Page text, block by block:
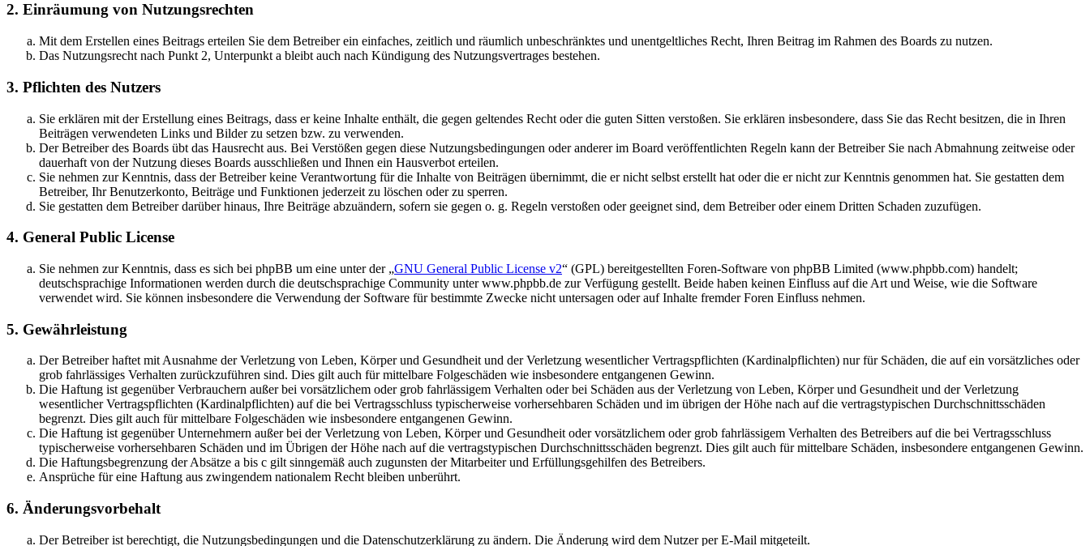
2. Einräumung von Nutzungsrechten
Mit dem Erstellen eines Beitrags erteilen Sie dem Betreiber ein einfaches, zeitlich und räumlich unbeschränktes und unentgeltliches Recht, Ihren Beitrag im Rahmen des Boards zu nutzen.
Das Nutzungsrecht nach Punkt 2, Unterpunkt a bleibt auch nach Kündigung des Nutzungsvertrages bestehen.
3. Pflichten des Nutzers
Sie erklären mit der Erstellung eines Beitrags, dass er keine Inhalte enthält, die gegen geltendes Recht oder die guten Sitten verstoßen. Sie erklären insbesondere, dass Sie das Recht besitzen, die in Ihren
Beiträgen verwendeten Links und Bilder zu setzen bzw. zu verwenden.
Der Betreiber des Boards übt das Hausrecht aus. Bei Verstößen gegen diese Nutzungsbedingungen oder anderer im Board veröffentlichten Regeln kann der Betreiber Sie nach Abmahnung zeitweise oder
dauerhaft von der Nutzung dieses Boards ausschließen und Ihnen ein Hausverbot erteilen.
Sie nehmen zur Kenntnis, dass der Betreiber keine Verantwortung für die Inhalte von Beiträgen übernimmt, die er nicht selbst erstellt hat oder die er nicht zur Kenntnis genommen hat. Sie gestatten dem
Betreiber, Ihr Benutzerkonto, Beiträge und Funktionen jederzeit zu löschen oder zu sperren.
Sie gestatten dem Betreiber darüber hinaus, Ihre Beiträge abzuändern, sofern sie gegen o. g. Regeln verstoßen oder geeignet sind, dem Betreiber oder einem Dritten Schaden zuzufügen.
4. General Public License
Sie nehmen zur Kenntnis, dass es sich bei phpBB um eine unter der „GNU General Public License v2“ (GPL) bereitgestellten Foren-Software von phpBB Limited (www.phpbb.com) handelt;
deutschsprachige Informationen werden durch die deutschsprachige Community unter www.phpbb.de zur Verfügung gestellt. Beide haben keinen Einfluss auf die Art und Weise, wie die Software
verwendet wird. Sie können insbesondere die Verwendung der Software für bestimmte Zwecke nicht untersagen oder auf Inhalte fremder Foren Einfluss nehmen.
5. Gewährleistung
Der Betreiber haftet mit Ausnahme der Verletzung von Leben, Körper und Gesundheit und der Verletzung wesentlicher Vertragspflichten (Kardinalpflichten) nur für Schäden, die auf ein vorsätzliches oder
grob fahrlässiges Verhalten zurückzuführen sind. Dies gilt auch für mittelbare Folgeschäden wie insbesondere entgangenen Gewinn.
Die Haftung ist gegenüber Verbrauchern außer bei vorsätzlichem oder grob fahrlässigem Verhalten oder bei Schäden aus der Verletzung von Leben, Körper und Gesundheit und der Verletzung
wesentlicher Vertragspflichten (Kardinalpflichten) auf die bei Vertragsschluss typischerweise vorhersehbaren Schäden und im übrigen der Höhe nach auf die vertragstypischen Durchschnittsschäden
begrenzt. Dies gilt auch für mittelbare Folgeschäden wie insbesondere entgangenen Gewinn.
Die Haftung ist gegenüber Unternehmern außer bei der Verletzung von Leben, Körper und Gesundheit oder vorsätzlichem oder grob fahrlässigem Verhalten des Betreibers auf die bei Vertragsschluss
typischerweise vorhersehbaren Schäden und im Übrigen der Höhe nach auf die vertragstypischen Durchschnittsschäden begrenzt. Dies gilt auch für mittelbare Schäden, insbesondere entgangenen Gewinn.
Die Haftungsbegrenzung der Absätze a bis c gilt sinngemäß auch zugunsten der Mitarbeiter und Erfüllungsgehilfen des Betreibers.
Ansprüche für eine Haftung aus zwingendem nationalem Recht bleiben unberührt.
6. Änderungsvorbehalt
Der Betreiber ist berechtigt, die Nutzungsbedingungen und die Datenschutzerklärung zu ändern. Die Änderung wird dem Nutzer per E-Mail mitgeteilt.